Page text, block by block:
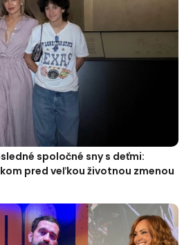
spoločné sny s deťmi:
pred veľkou životnou zmenou